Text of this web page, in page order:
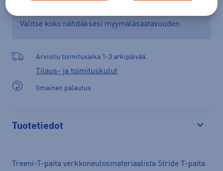
Valitse koko nähdäksesi myymäläsaatavuuden.
Arvioitu toimitusaika 1-3 arkipäivää.
Tilaus- ja toimituskulut
Ilmainen palautus
Tuotetiedot
Treeni-T-paita verkkoneulosmateriaalista Stride T-paita